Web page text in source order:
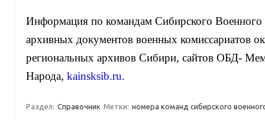
Информация по командам Сибирского Военного
архивных документов военных
региональных архивов Сибири, сайтов ОБД-
Народа, kainsksib.ru.
Раздел: Справочник Метки: номера команд сибирского